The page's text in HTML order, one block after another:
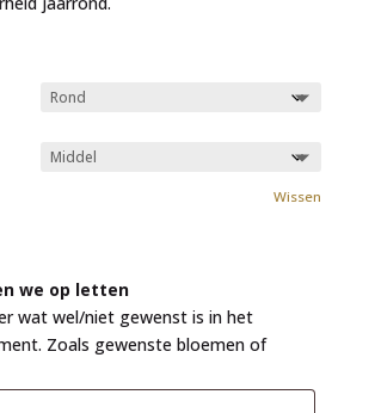
Wissen
we op letten
wat wel/niet gewenst is in het
Zoals gewenste bloemen of